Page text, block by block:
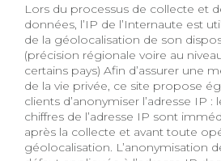
Lors du processus de collecte et
données, l’IP de l’Internaute est
de la géolocalisation de son
(précision régionale voire au
certains pays) Afin d’assurer une meilleure protection
de la vie privée, ce site propose
clients d’anonymiser l’adresse IP :
chiffres de l’adresse IP sont
après la collecte et avant toute opération de
géolocalisation. L’anonymisation